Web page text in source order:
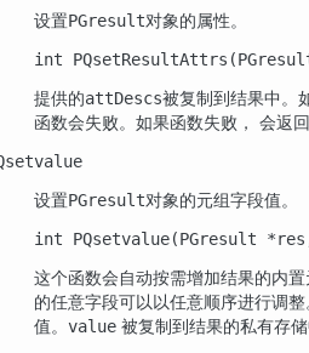
设置PGresult对象的属性。
int
提供的attDescs被复制到结果中。
函数会失败。如果函数失败， 会返
设置PGresult对象的元组字段值。
int PQsetvalue(PGresult
这个函数会自动按需增加结果的内置
的任意字段可以以任意顺序进行调
值。 value 被复制到结果的私有存